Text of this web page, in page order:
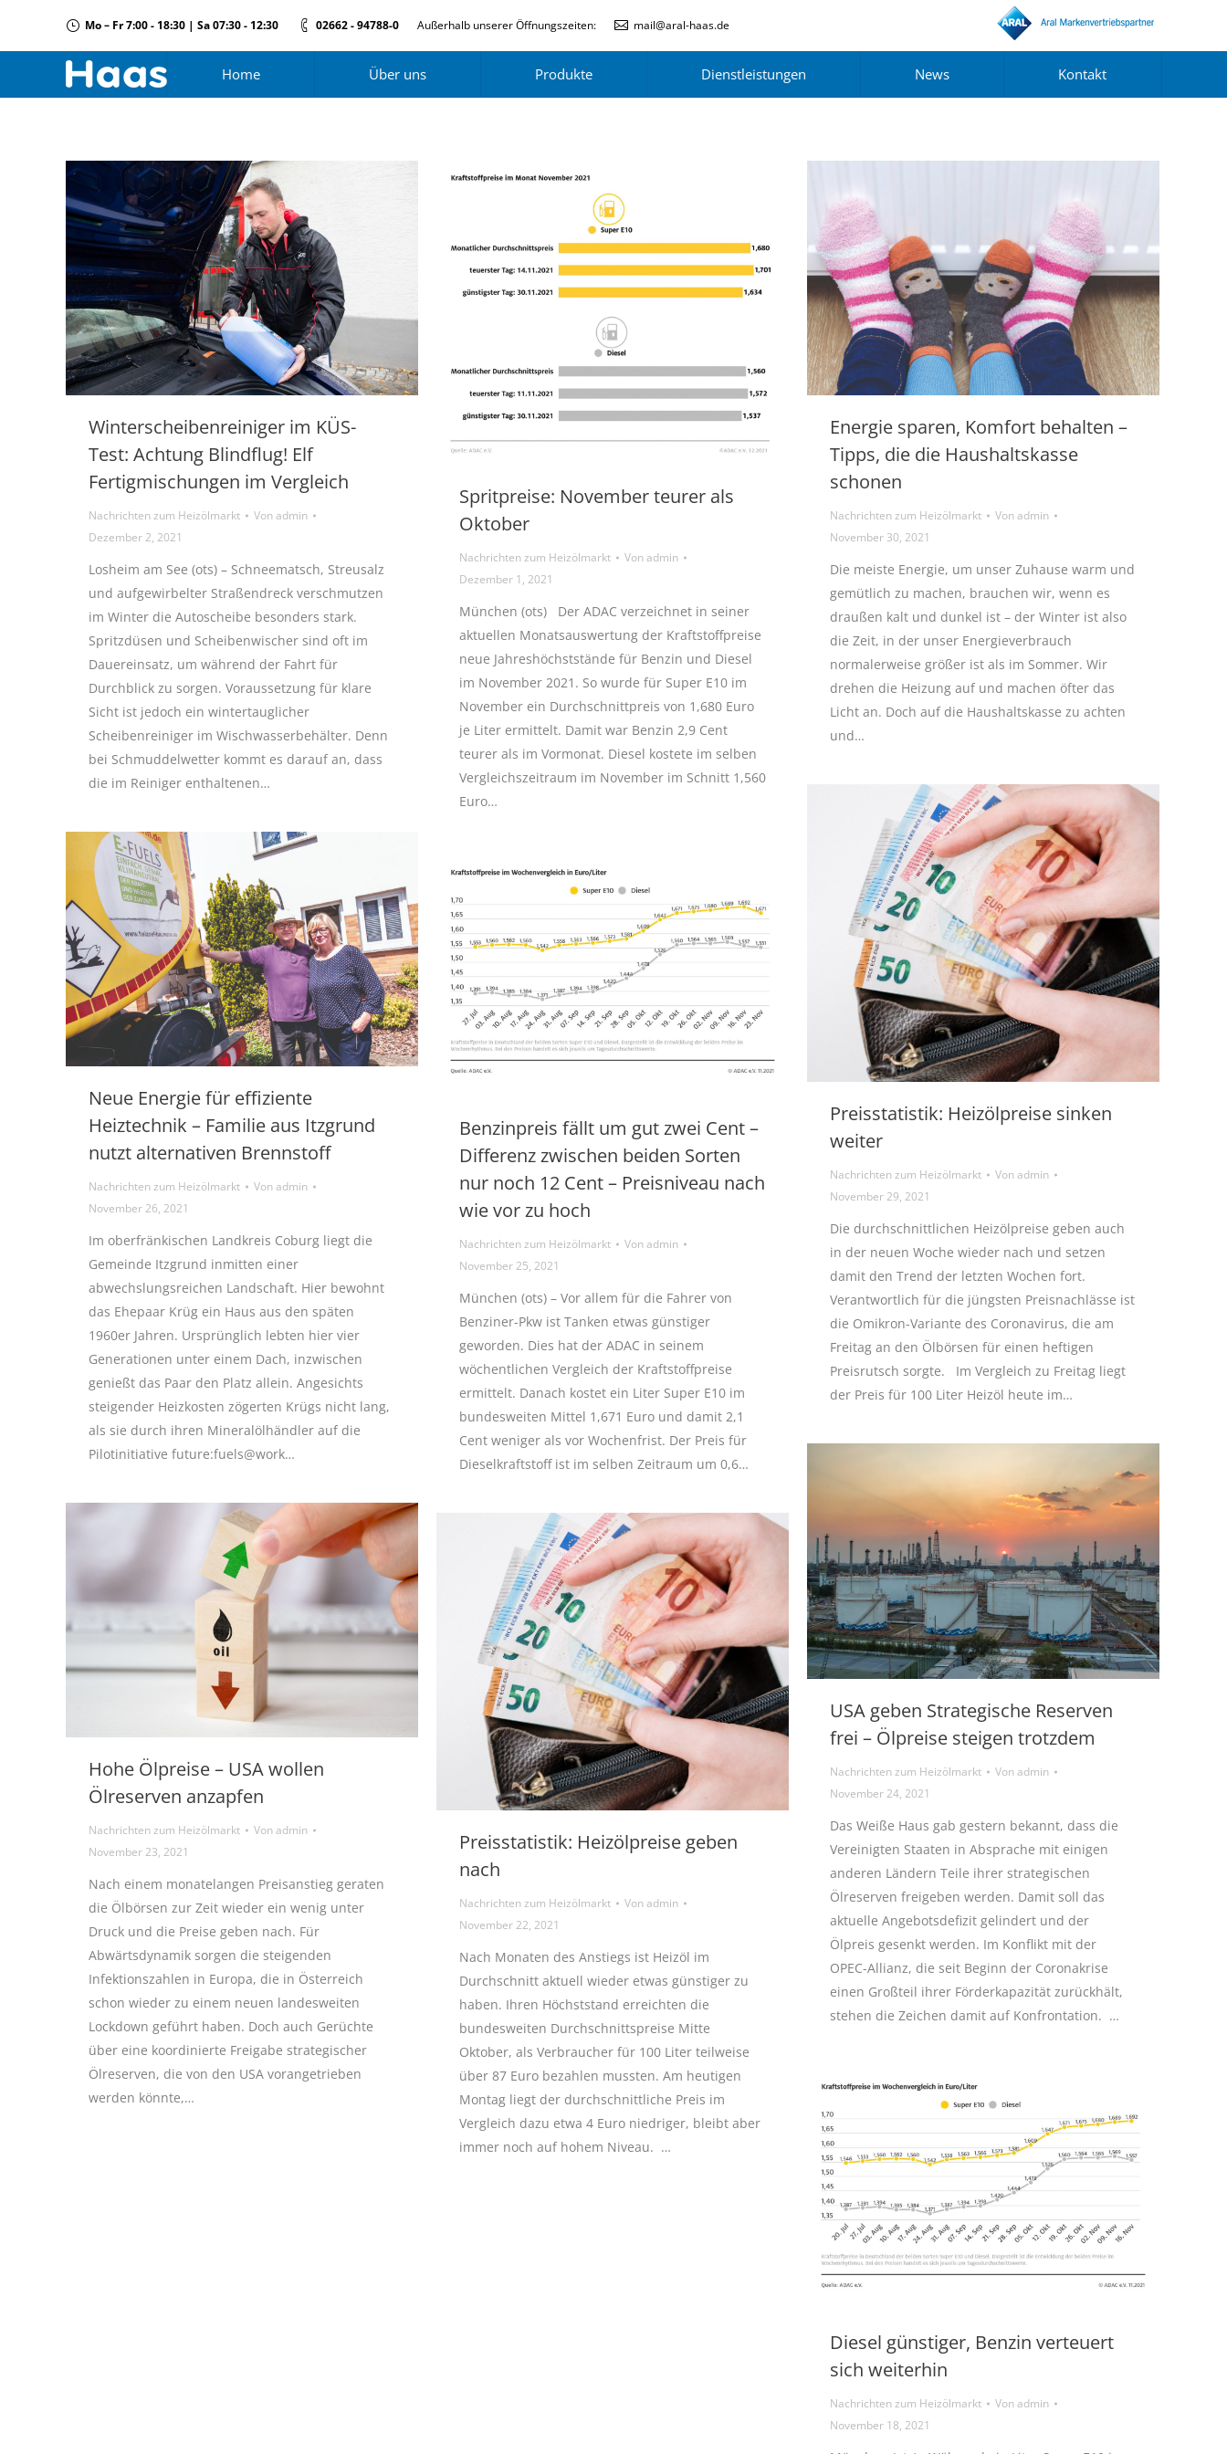
Mo – Fr 7:00 - 18:30 | Sa 07:30 - 12:30 02662 - 94788-0 Außerhalb unserer Öffnungszeiten: mail@aral-haas.de
Home Über uns Produkte Dienstleistungen News Kontakt
Winterscheibenreiniger im KÜS-
Test: Achtung Blindflug! Elf
Fertigmischungen im Vergleich
Nachrichten zum Heizölmarkt Vonadmin
Dezember 2, 2021
Losheim am See (ots) – Schneematsch, Streusalz
und aufgewirbelter Straßendreck verschmutzen
im Winter die Autoscheibe besonders stark.
Spritzdüsen und Scheibenwischer sind oft im
Dauereinsatz, um während der Fahrt für
Durchblick zu sorgen. Voraussetzung für klare
Sicht ist jedoch ein wintertauglicher
Scheibenreiniger im Wischwasserbehälter. Denn
bei Schmuddelwetter kommt es darauf an, dass
die im Reiniger enthaltenen…
Spritpreise: November teurer als
Oktober
Nachrichten zum Heizölmarkt Vonadmin
Dezember 1, 2021
München (ots) Der ADAC verzeichnet in seiner
aktuellen Monatsauswertung der Kraftstoffpreise
neue Jahreshöchststände für Benzin und Diesel
im November 2021. So wurde für Super E10 im
November ein Durchschnittpreis von 1,680 Euro
je Liter ermittelt. Damit war Benzin 2,9 Cent
teurer als im Vormonat. Diesel kostete im selben
Vergleichszeitraum im November im Schnitt 1,560
Euro…
Energie sparen, Komfort behalten –
Tipps, die die Haushaltskasse
schonen
Nachrichten zum Heizölmarkt Vonadmin
November 30, 2021
Die meiste Energie, um unser Zuhause warm und
gemütlich zu machen, brauchen wir, wenn es
draußen kalt und dunkel ist – der Winter ist also
die Zeit, in der unser Energieverbrauch
normalerweise größer ist als im Sommer. Wir
drehen die Heizung auf und machen öfter das
Licht an. Doch auf die Haushaltskasse zu achten
und…
Preisstatistik: Heizölpreise sinken
weiter
Nachrichten zum Heizölmarkt Vonadmin
November 29, 2021
Die durchschnittlichen Heizölpreise geben auch
in der neuen Woche wieder nach und setzen
damit den Trend der letzten Wochen fort.
Verantwortlich für die jüngsten Preisnachlässe ist
die Omikron-Variante des Coronavirus, die am
Freitag an den Ölbörsen für einen heftigen
Preisrutsch sorgte. Im Vergleich zu Freitag liegt
der Preis für 100 Liter Heizöl heute im…
Neue Energie für effiziente
Heiztechnik – Familie aus Itzgrund
nutzt alternativen Brennstoff
Nachrichten zum Heizölmarkt Vonadmin
November 26, 2021
Im oberfränkischen Landkreis Coburg liegt die
Gemeinde Itzgrund inmitten einer
abwechslungsreichen Landschaft. Hier bewohnt
das Ehepaar Krüg ein Haus aus den späten
1960er Jahren. Ursprünglich lebten hier vier
Generationen unter einem Dach, inzwischen
genießt das Paar den Platz allein. Angesichts
steigender Heizkosten zögerten Krügs nicht lang,
als sie durch ihren Mineralölhändler auf die
Pilotinitiative future:fuels@work…
Benzinpreis fällt um gut zwei Cent –
Differenz zwischen beiden Sorten
nur noch 12 Cent – Preisniveau nach
wie vor zu hoch
Nachrichten zum Heizölmarkt Vonadmin
November 25, 2021
München (ots) – Vor allem für die Fahrer von
Benziner-Pkw ist Tanken etwas günstiger
geworden. Dies hat der ADAC in seinem
wöchentlichen Vergleich der Kraftstoffpreise
ermittelt. Danach kostet ein Liter Super E10 im
bundesweiten Mittel 1,671 Euro und damit 2,1
Cent weniger als vor Wochenfrist. Der Preis für
Dieselkraftstoff ist im selben Zeitraum um 0,6…
USA geben Strategische Reserven
frei – Ölpreise steigen trotzdem
Nachrichten zum Heizölmarkt Vonadmin
November 24, 2021
Das Weiße Haus gab gestern bekannt, dass die
Vereinigten Staaten in Absprache mit einigen
anderen Ländern Teile ihrer strategischen
Ölreserven freigeben werden. Damit soll das
aktuelle Angebotsdefizit gelindert und der
Ölpreis gesenkt werden. Im Konflikt mit der
OPEC-Allianz, die seit Beginn der Coronakrise
einen Großteil ihrer Förderkapazität zurückhält,
stehen die Zeichen damit auf Konfrontation. …
Hohe Ölpreise – USA wollen
Ölreserven anzapfen
Nachrichten zum Heizölmarkt Vonadmin
November 23, 2021
Nach einem monatelangen Preisanstieg geraten
die Ölbörsen zur Zeit wieder ein wenig unter
Druck und die Preise geben nach. Für
Abwärtsdynamik sorgen die steigenden
Infektionszahlen in Europa, die in Österreich
schon wieder zu einem neuen landesweiten
Lockdown geführt haben. Doch auch Gerüchte
über eine koordinierte Freigabe strategischer
Ölreserven, die von den USA vorangetrieben
werden könnte,…
Preisstatistik: Heizölpreise geben
nach
Nachrichten zum Heizölmarkt Vonadmin
November 22, 2021
Nach Monaten des Anstiegs ist Heizöl im
Durchschnitt aktuell wieder etwas günstiger zu
haben. Ihren Höchststand erreichten die
bundesweiten Durchschnittspreise Mitte
Oktober, als Verbraucher für 100 Liter teilweise
über 87 Euro bezahlen mussten. Am heutigen
Montag liegt der durchschnittliche Preis im
Vergleich dazu etwa 4 Euro niedriger, bleibt aber
immer noch auf hohem Niveau. …
Diesel günstiger, Benzin verteuert
sich weiterhin
Nachrichten zum Heizölmarkt Vonadmin
November 18, 2021